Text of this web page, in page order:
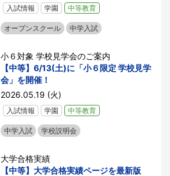
入試情報 学園 中等教育
オープンスクール 中学入試
小６対象 学校見学会のご案内
【中等】6/13(土)に「小６限定 学校見学
会」を開催！
2026.05.19 (火)
入試情報 学園 中等教育
中学入試 学校説明会
大学合格実績
【中等】大学合格実績ページを最新版